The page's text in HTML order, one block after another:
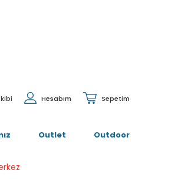
Sepetim
Hesabım
Outlet Outdoor